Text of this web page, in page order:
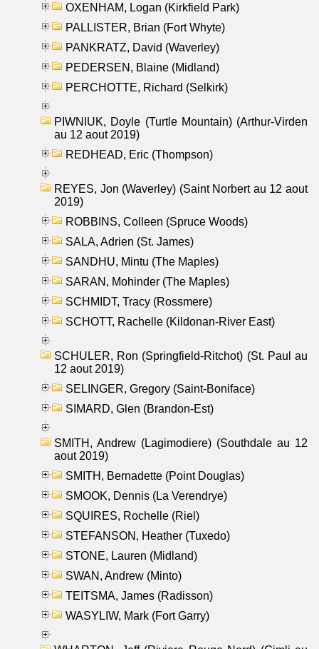
OXENHAM, Logan (Kirkfield Park)
PALLISTER, Brian (Fort Whyte)
PANKRATZ, David (Waverley)
PEDERSEN, Blaine (Midland)
PERCHOTTE, Richard (Selkirk)
PIWNIUK, Doyle (Turtle Mountain) (Arthur-Virden
au 12 aout 2019)
REDHEAD, Eric (Thompson)
REYES, Jon (Waverley) (Saint Norbert au 12 aout
2019)
ROBBINS, Colleen (Spruce Woods)
SALA, Adrien (St. James)
SANDHU, Mintu (The Maples)
SARAN, Mohinder (The Maples)
SCHMIDT, Tracy (Rossmere)
SCHOTT, Rachelle (Kildonan-River East)
SCHULER, Ron (Springfield-Ritchot) (St. Paul au
12 aout 2019)
SELINGER, Gregory (Saint-Boniface)
SIMARD, Glen (Brandon-Est)
SMITH, Andrew (Lagimodiere) (Southdale au 12
aout 2019)
SMITH, Bernadette (Point Douglas)
SMOOK, Dennis (La Verendrye)
SQUIRES, Rochelle (Riel)
STEFANSON, Heather (Tuxedo)
STONE, Lauren (Midland)
SWAN, Andrew (Minto)
TEITSMA, James (Radisson)
WASYLIW, Mark (Fort Garry)